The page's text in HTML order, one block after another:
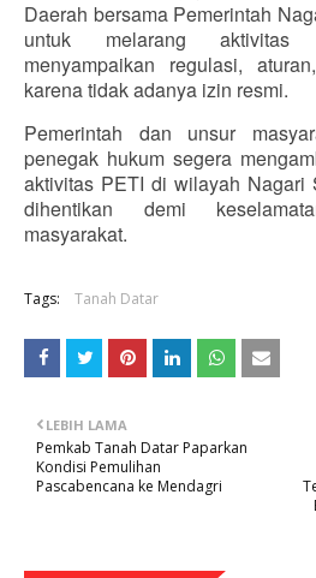
Daerah bersama Pemerintah
untuk melarang aktivitas
menyampaikan regulasi,
karena tidak adanya izin resmi.
Pemerintah dan unsur
penegak hukum segera
aktivitas PETI di wilayah Nagari
dihentikan demi
masyarakat.
Tags: Tanah Datar
LEBIH LAMA
Pemkab Tanah Datar Paparkan
Kondisi Pemulihan
Pascabencana ke Mendagri